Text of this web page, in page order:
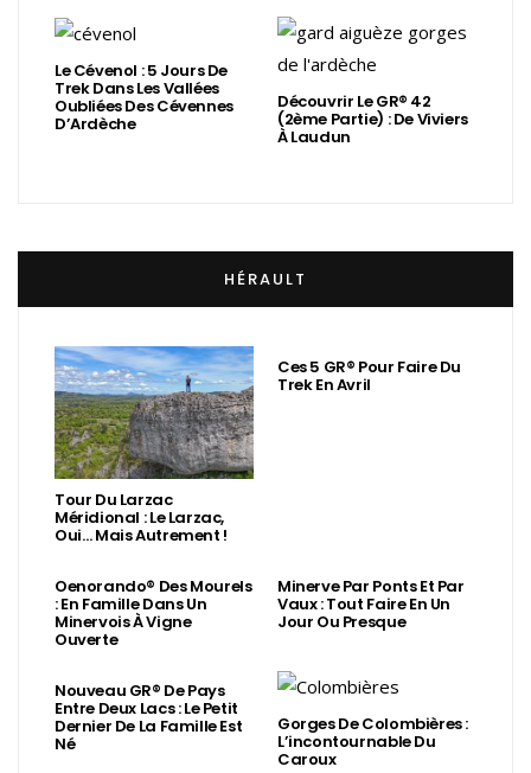
Le Cévenol : 5 Jours De
Trek Dans Les Vallées
Oubliées Des Cévennes
D’Ardèche
Découvrir Le GR® 42
(2ème Partie) : De Viviers
À Laudun
HÉRAULT
Tour Du Larzac
Méridional : Le Larzac,
Oui… Mais Autrement !
Ces 5 GR® Pour Faire Du
Trek En Avril
Oenorando® Des Mourels
: En Famille Dans Un
Minervois À Vigne
Ouverte
Minerve Par Ponts Et Par
Vaux : Tout Faire En Un
Jour Ou Presque
Nouveau GR® De Pays
Entre Deux Lacs : Le Petit
Dernier De La Famille Est
Né
Gorges De Colombières :
L’incontournable Du
Caroux